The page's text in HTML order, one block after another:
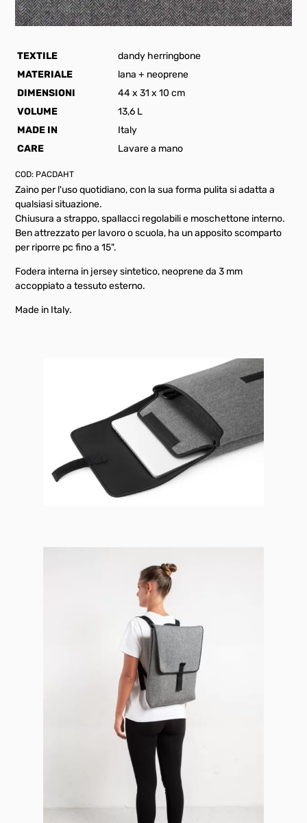
TEXTILE
dandy herringbone
MATERIALE
lana + neoprene
DIMENSIONI
44 x 31 x 10 cm
VOLUME
13,6 L
MADE IN
Italy
CARE
Lavare a mano
COD: PACDAHT
Zaino per l'uso quotidiano, con la sua forma pulita si adatta a
qualsiasi situazione.
Chiusura a strappo, spallacci regolabili e moschettone interno.
Ben attrezzato per lavoro o scuola, ha un apposito scomparto
per riporre pc fino a 15".
Fodera interna in jersey sintetico, neoprene da 3 mm
accoppiato a tessuto esterno.
Made in Italy.